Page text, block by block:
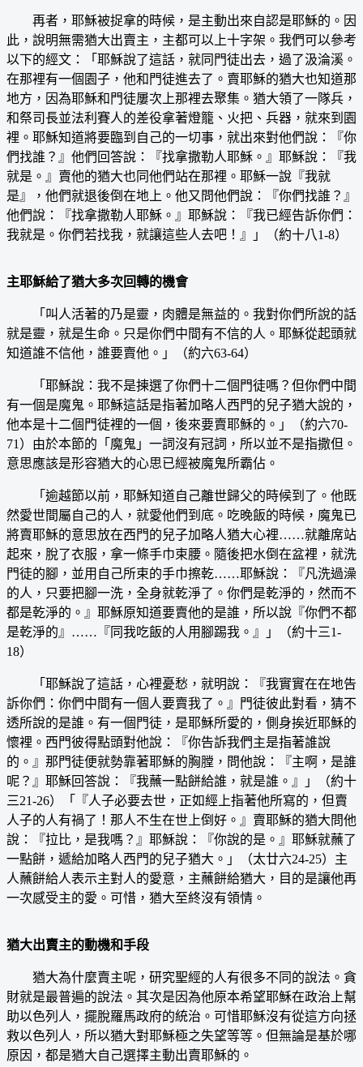
再者，耶穌被捉拿的時候，是主動出來自認是耶穌的。因
此，說明無需猶大出賣主，主都可以上十字架。我們可以參考
以下的經文：「耶穌說了這話，就同門徒出去，過了汲淪溪。
在那裡有一個園子，他和門徒進去了。賣耶穌的猶大也知道那
地方，因為耶穌和門徒屢次上那裡去聚集。猶大領了一隊兵，
和祭司長並法利賽人的差役拿著燈籠、火把、兵器，就來到園
裡。耶穌知道將要臨到自己的一切事，就出來對他們說：『你
們找誰？』他們回答說：『找拿撒勒人耶穌。』耶穌說：『我
就是。』賣他的猶大也同他們站在那裡。耶穌一說『我就
是』，他們就退後倒在地上。他又問他們說：『你們找誰？』
他們說：『找拿撒勒人耶穌。』耶穌說：『我已經告訴你們：
我就是。你們若找我，就讓這些人去吧！』」（約十八1-8）
主耶穌給了猶大多次回轉的機會
「叫人活著的乃是靈，肉體是無益的。我對你們所說的話
就是靈，就是生命。只是你們中間有不信的人。耶穌從起頭就
知道誰不信他，誰要賣他。」（約六63-64）
「耶穌說：我不是揀選了你們十二個門徒嗎？但你們中間
有一個是魔鬼。耶穌這話是指著加略人西門的兒子猶大說的，
他本是十二個門徒裡的一個，後來要賣耶穌的。」（約六70-
71）由於本節的「魔鬼」一詞沒有冠詞，所以並不是指撒但。
意思應該是形容猶大的心思已經被魔鬼所霸佔。
「逾越節以前，耶穌知道自己離世歸父的時候到了。他既
然愛世間屬自己的人，就愛他們到底。吃晚飯的時候，魔鬼已
將賣耶穌的意思放在西門的兒子加略人猶大心裡……就離席站
起來，脫了衣服，拿一條手巾束腰。隨後把水倒在盆裡，就洗
門徒的腳，並用自己所束的手巾擦乾……耶穌說：『凡洗過澡
的人，只要把腳一洗，全身就乾淨了。你們是乾淨的，然而不
都是乾淨的。』耶穌原知道要賣他的是誰，所以說『你們不都
是乾淨的』……『同我吃飯的人用腳踢我。』」（約十三1-
18）
「耶穌說了這話，心裡憂愁，就明說：『我實實在在地告
訴你們：你們中間有一個人要賣我了。』門徒彼此對看，猜不
透所說的是誰。有一個門徒，是耶穌所愛的，側身挨近耶穌的
懷裡。西門彼得點頭對他說：『你告訴我們主是指著誰說
的。』那門徒便就勢靠著耶穌的胸膛，問他說：『主啊，是誰
呢？』耶穌回答說：『我蘸一點餅給誰，就是誰。』」（約十
三21-26）「『人子必要去世，正如經上指著他所寫的，但賣
人子的人有禍了！那人不生在世上倒好。』賣耶穌的猶大問他
說：『拉比，是我嗎？』耶穌說：『你說的是。』耶穌就蘸了
一點餅，遞給加略人西門的兒子猶大。」（太廿六24-25）主
人蘸餅給人表示主對人的愛意，主蘸餅給猶大，目的是讓他再
一次感受主的愛。可惜，猶大至終沒有領情。
猶大出賣主的動機和手段
猶大為什麼賣主呢，研究聖經的人有很多不同的說法。貪
財就是最普遍的說法。其次是因為他原本希望耶穌在政治上幫
助以色列人，擺脫羅馬政府的統治。可惜耶穌沒有從這方向拯
救以色列人，所以猶大對耶穌極之失望等等。但無論是基於哪
原因，都是猶大自己選擇主動出賣耶穌的。